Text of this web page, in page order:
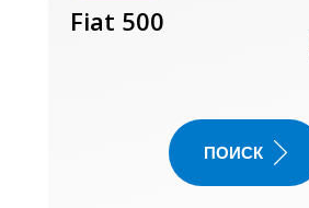
Fiat 500
ПОИСК